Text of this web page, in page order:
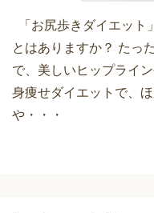
「お尻歩きダイエット
とはありますか？ たっ
で、美しいヒップライ
身痩せダイエットで、
や・・・